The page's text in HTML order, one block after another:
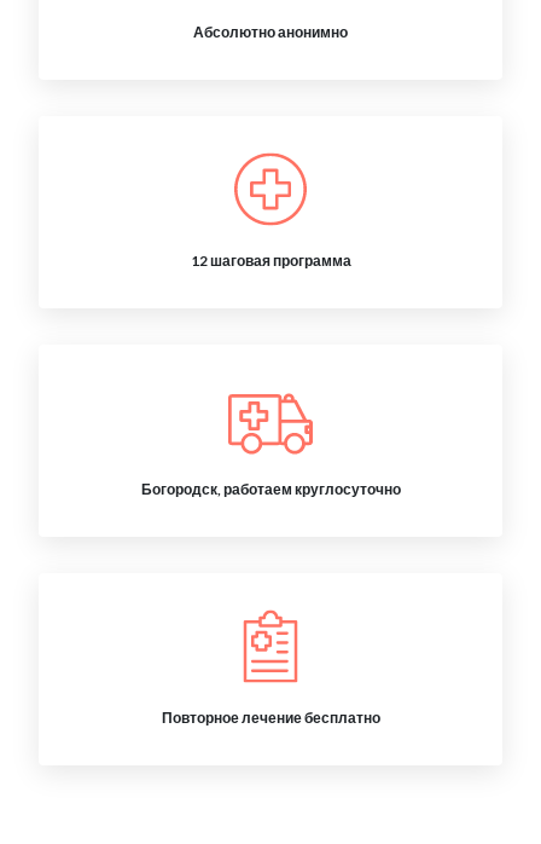
Абсолютно анонимно
12 шаговая программа
Богородск, работаем круглосуточно
Повторное лечение бесплатно